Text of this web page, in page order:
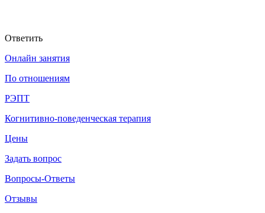
Ответить
Онлайн занятия
По отношениям
РЭПТ
Когнитивно-поведенческая терапия
Цены
Задать вопрос
Вопросы-Ответы
Отзывы